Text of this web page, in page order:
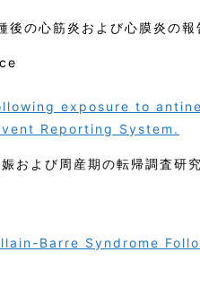
の心筋炎および心膜炎の報
exposure to
Reporting System.
および周産期の転帰調査研究
Barre Syndrome